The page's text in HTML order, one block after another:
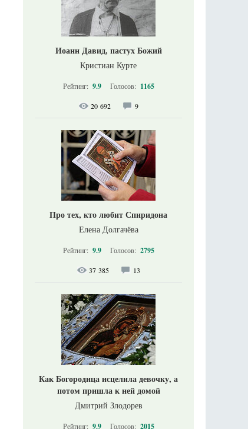
Иоанн Давид, пастух Божий
Кристиан Курте
Рейтинг: 9.9 Голосов: 1165
20 692 9
Про тех, кто любит Спиридона
Елена Долгачёва
Рейтинг: 9.9 Голосов: 2795
37 385 13
Как Богородица исцелила девочку, а
потом пришла к ней домой
Дмитрий Злодорев
Рейтинг: 9.9 Голосов: 2015